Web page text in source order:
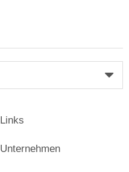
Links
Unternehmen